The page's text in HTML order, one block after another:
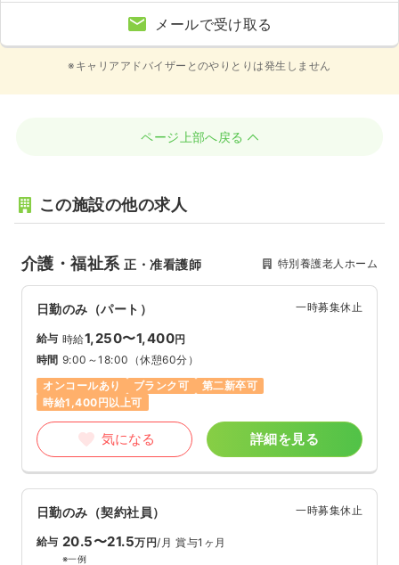
メールで受け取る
※キャリアアドバイザーとのやりとりは発生しません
ページ上部へ戻る
この施設の他の求人
介護・福祉系正・准看護師 特別養護老人ホーム
日勤のみ（パート） 一時募集休止
給与 時給1,250〜1,400円
時間 9:00～18:00 （休憩60分）
オンコールあり
ブランク可
第二新卒可
時給1,400円以上可
気になる 詳細を見る
日勤のみ（契約社員） 一時募集休止
給与 20.5〜21.5万円/月 賞与1ヶ月
※一例